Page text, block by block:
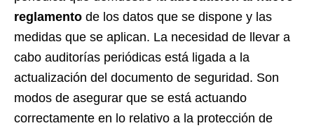
reglamento de los datos que se dispone y las
medidas que se aplican. La necesidad de llevar a
cabo auditorías periódicas está ligada a la
actualización del documento de seguridad. Son
modos de asegurar que se está actuando
correctamente en lo relativo a la protección de